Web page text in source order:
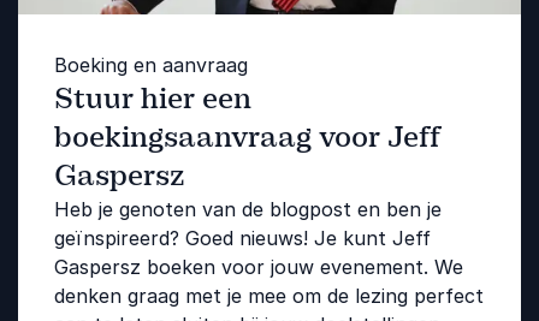
Boeking en aanvraag
Stuur hier een
boekingsaanvraag voor Jeff
Gaspersz
Heb je genoten van de blogpost en ben je
geïnspireerd? Goed nieuws! Je kunt Jeff
Gaspersz boeken voor jouw evenement. We
denken graag met je mee om de lezing perfect